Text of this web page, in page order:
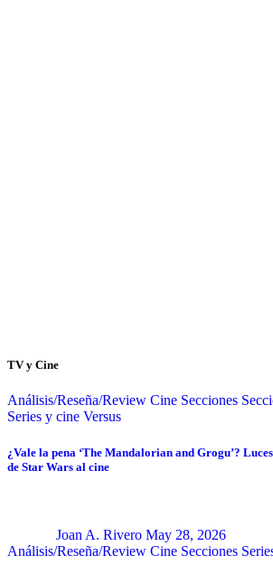
TV y Cine
Análisis/Reseña/Review Cine Secciones
Series y cine Versus
¿Vale la pena ‘The Mandalorian and Grogu’?
de Star Wars al cine
Joan A. Rivero May 28, 2026
Análisis/Reseña/Review Cine Secciones